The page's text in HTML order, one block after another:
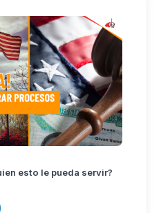
esto le pueda servir?